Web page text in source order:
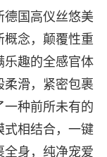
国高仪丝悠美
念，颠覆性重
趣的全感官体
滑，紧密包裹
种前所未有的
相结合，一键
身，纯净宠爱